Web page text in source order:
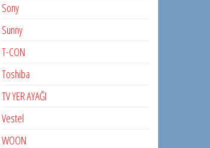
Sony
Sunny
T-CON
Toshiba
TV YER AYAĞI
Vestel
WOON